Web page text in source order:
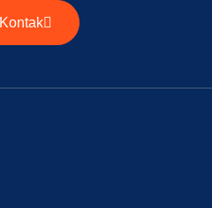
Kontak